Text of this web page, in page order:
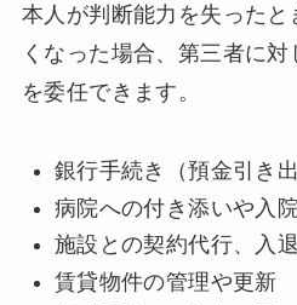
本人が判断能力を失った
くなった場合、第三者に
を委任できます。
銀行手続き（預金引き
病院への付き添いや入
施設との契約代行、入
賃貸物件の管理や更新